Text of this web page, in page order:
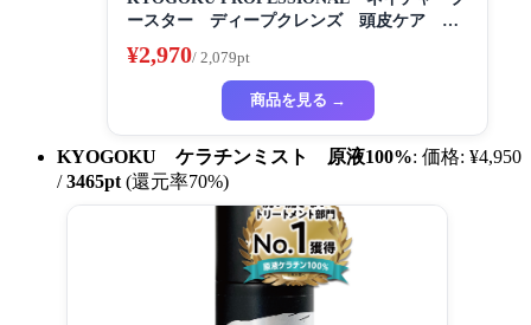
ースター ディープクレンズ 頭皮ケア 皮
脂づまり 臭いいケア スペシャルケア
¥2,970/ 2,079pt
商品を見る →
KYOGOKU ケラチンミスト 原液100%: 価格: ¥4,950
/3465pt (還元率70%)